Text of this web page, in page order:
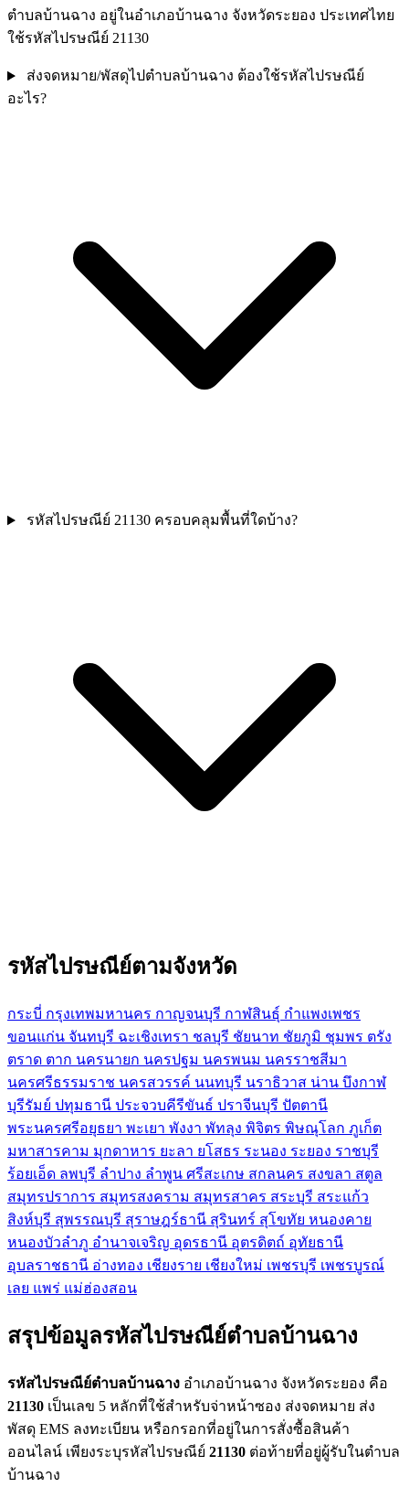
ตำบลบ้านฉาง อยู่ในอำเภอบ้านฉาง จังหวัดระยอง ประเทศไทย
ใช้รหัสไปรษณีย์ 21130
ส่งจดหมาย/พัสดุไปตำบลบ้านฉาง ต้องใช้รหัสไปรษณีย์
อะไร?
รหัสไปรษณีย์ 21130 ครอบคลุมพื้นที่ใดบ้าง?
รหัสไปรษณีย์ตามจังหวัด
กระบี่ กรุงเทพมหานคร กาญจนบุรี กาฬสินธุ์ กำแพงเพชร
ขอนแก่น จันทบุรี ฉะเชิงเทรา ชลบุรี ชัยนาท ชัยภูมิ ชุมพร ตรัง
ตราด ตาก นครนายก นครปฐม นครพนม นครราชสีมา
นครศรีธรรมราช นครสวรรค์ นนทบุรี นราธิวาส น่าน บึงกาฬ
บุรีรัมย์ ปทุมธานี ประจวบคีรีขันธ์ ปราจีนบุรี ปัตตานี
พระนครศรีอยุธยา พะเยา พังงา พัทลุง พิจิตร พิษณุโลก ภูเก็ต
มหาสารคาม มุกดาหาร ยะลา ยโสธร ระนอง ระยอง ราชบุรี
ร้อยเอ็ด ลพบุรี ลำปาง ลำพูน ศรีสะเกษ สกลนคร สงขลา สตูล
สมุทรปราการ สมุทรสงคราม สมุทรสาคร สระบุรี สระแก้ว
สิงห์บุรี สุพรรณบุรี สุราษฎร์ธานี สุรินทร์ สุโขทัย หนองคาย
หนองบัวลำภู อำนาจเจริญ อุดรธานี อุตรดิตถ์ อุทัยธานี
อุบลราชธานี อ่างทอง เชียงราย เชียงใหม่ เพชรบุรี เพชรบูรณ์
เลย แพร่ แม่ฮ่องสอน
สรุปข้อมูลรหัสไปรษณีย์ตำบลบ้านฉาง
รหัสไปรษณีย์ตำบลบ้านฉาง อำเภอบ้านฉาง จังหวัดระยอง คือ
21130 เป็นเลข 5 หลักที่ใช้สำหรับจ่าหน้าซอง ส่งจดหมาย ส่ง
พัสดุ EMS ลงทะเบียน หรือกรอกที่อยู่ในการสั่งซื้อสินค้า
ออนไลน์ เพียงระบุรหัสไปรษณีย์ 21130 ต่อท้ายที่อยู่ผู้รับในตำบล
บ้านฉาง